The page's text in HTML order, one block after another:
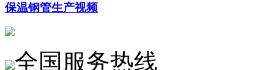
保温钢管生产视频
全国服务热线